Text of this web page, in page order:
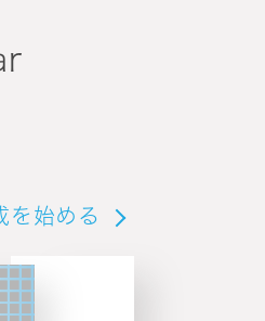
を始める